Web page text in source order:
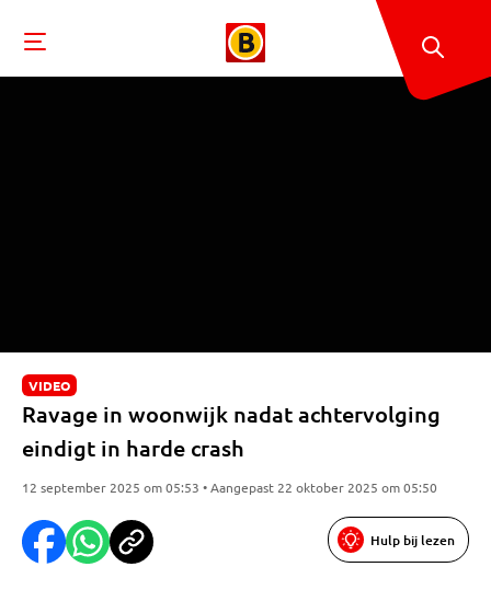
VIDEO
Ravage in woonwijk nadat achtervolging
eindigt in harde crash
12 september 2025 om 05:53 • Aangepast 22 oktober 2025 om 05:50
Hulp bij lezen